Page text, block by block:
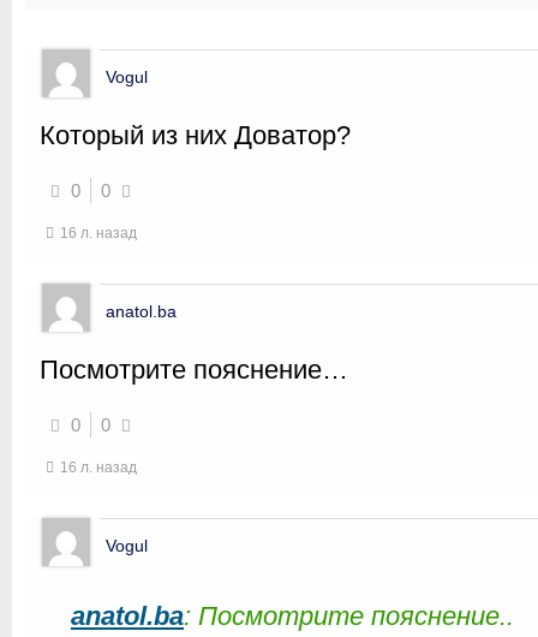
Vogul
Который из них Доватор?
0 0
16 л. назад
anatol.ba
Посмотрите пояснение…
0 0
16 л. назад
Vogul
anatol.ba: Посмотрите пояснение..